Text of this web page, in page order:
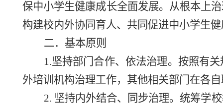
保中小学生健康成长全面发展。从根本上
构建校内外协同育人、共同促进中小学生
二．基本原则
1.坚持部门合作、依法治理。 按照有
外培训机构治理工作，其他相关部门在各
2. 坚持内外结合、同步治理。统筹学